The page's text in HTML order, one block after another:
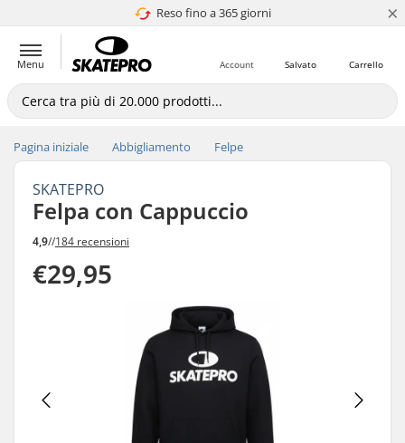
Reso fino a 365 giorni
4.8 di 5 ×
Menu Carrello
Salvato
Account
Pagina iniziale Abbigliamento Felpe
SKATEPRO
Felpa con Cappuccio
4,9//184 recensioni
€29,95